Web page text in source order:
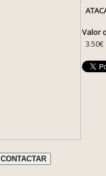
Valor
3.50€
CONTACTAR